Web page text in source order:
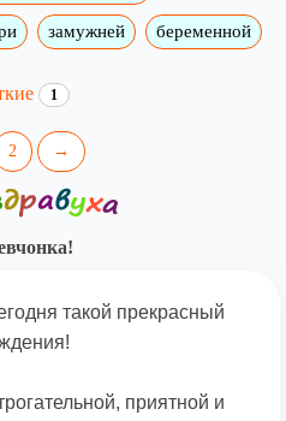
замужней беременной
1
2 →
такой прекрасный
приятной и